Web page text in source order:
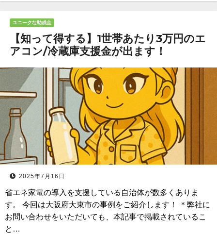
ユニークな助成金
【知って得する】1世帯あたり3万円のエ
アコン/冷蔵庫支援金が出ます！
2025年7月16日
省エネ家電の導入を支援している自治体が数多くありま
す。 今回は大阪府大東市の事例をご紹介します！ ＊弊社に
お問い合わせをいただいても、本記事で掲載されているこ
と…